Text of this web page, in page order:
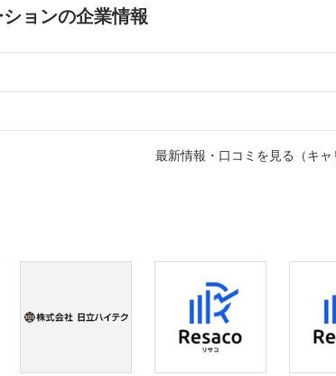
ョンの企業情報
最新情報・口コミを見る（キャ